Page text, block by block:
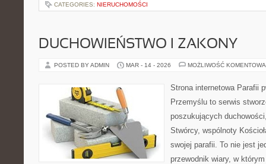
CATEGORIES: NIERUCHOMOŚCI
DUCHOWIEŃSTWO I ZAKONY
POSTED BY ADMIN MAR - 14 - 2026 MOŻLIWOŚĆ
Strona internetowa Parafii
Przemyślu to serwis
poszukujących
Stwórcy, wspólnoty
swojej parafii. To nie jest
przewodnik wiary, w